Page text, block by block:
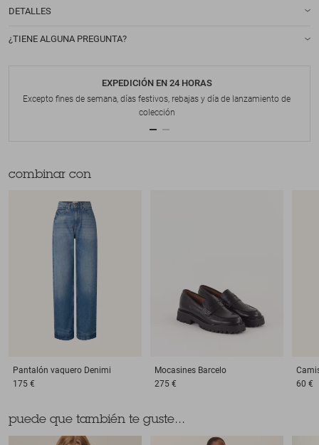
DETALLES
¿TIENE ALGUNA PREGUNTA?
EXPEDICIÓN EN 24 HORAS
Excepto fines de semana, días festivos, rebajas y día de lanzamiento de
colección
combinar con
Pantalón vaquero Denimi
175 €
Mocasines Barcelo
275 €
60 €
puede que también te guste...